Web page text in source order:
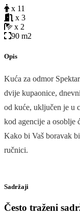
x 11
x 3
x 2
90 m2
Opis
Kuća za odmor
dvije kupaonice,
od kuće, uključen je u
kod agencije a osoblje
Kako bi Vaš boravak
ručnici.
Sadržaji
Često traženi